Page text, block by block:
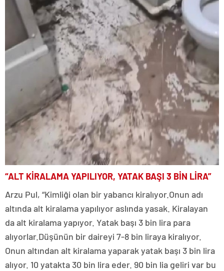
“ALT KİRALAMA YAPILIYOR, YATAK BAŞI 3 BİN LİRA”
Arzu Pul, “Kimliği olan bir yabancı kiralıyor.Onun adı
altında alt kiralama yapılıyor aslında yasak. Kiralayan
da alt kiralama yapıyor. Yatak başı 3 bin lira para
alıyorlar.Düşünün bir daireyi 7-8 bin liraya kiralıyor.
Onun altından alt kiralama yaparak yatak başı 3 bin lira
alıyor. 10 yatakta 30 bin lira eder. 90 bin lia geliri var bu